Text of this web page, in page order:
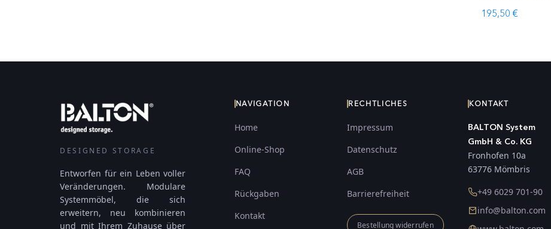
195,50 €
DESIGNED STORAGE
Entworfen für ein Leben voller
Veränderungen. Modulare
Systemmöbel, die sich
erweitern, neu kombinieren
und mit Ihrem Zuhause über
NAVIGATION
Home
Online-Shop
FAQ
Rückgaben
Kontakt
RECHTLICHES
Impressum
Datenschutz
AGB
Barrierefreiheit
Bestellung widerrufen
KONTAKT
BALTON System
GmbH & Co. KG
Fronhofen 10a
63776 Mömbris
+49 6029 701-90
info@balton.com